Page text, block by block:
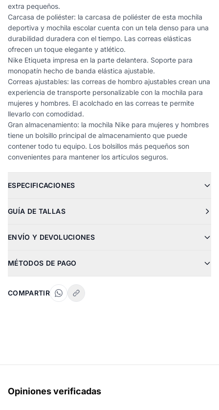
extra pequeños.
Carcasa de poliéster: la carcasa de poliéster de esta mochila
deportiva y mochila escolar cuenta con un tela denso para una
durabilidad duradera con el tiempo. Las correas elásticas
ofrecen un toque elegante y atlético.
Nike Etiqueta impresa en la parte delantera. Soporte para
monopatín hecho de banda elástica ajustable.
Correas ajustables: las correas de hombro ajustables crean una
experiencia de transporte personalizable con la mochila para
mujeres y hombres. El acolchado en las correas te permite
llevarlo con comodidad.
Gran almacenamiento: la mochila Nike para mujeres y hombres
tiene un bolsillo principal de almacenamiento que puede
contener todo tu equipo. Los bolsillos más pequeños son
convenientes para mantener los artículos seguros.
ESPECIFICACIONES
GUÍA DE TALLAS
ENVÍO Y DEVOLUCIONES
MÉTODOS DE PAGO
COMPARTIR
Opiniones verificadas